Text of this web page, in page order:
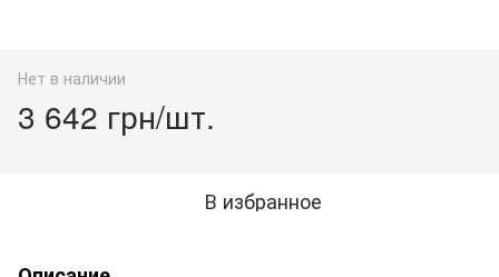
Нет в наличии
3 642 грн/шт.
В избранное